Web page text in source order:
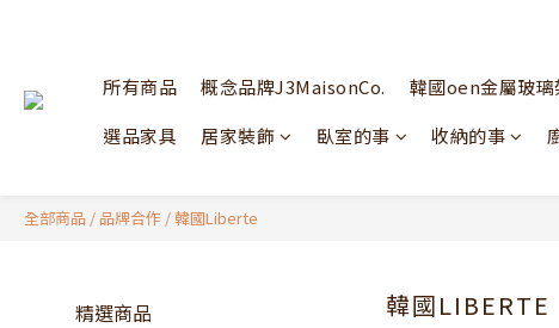
所有商品 概念品牌J3MaisonCo. 韓國oen金屬玻璃
選品家具
居家裝飾 臥室的事 收納的事
全部商品 / 品牌合作 /韓國Liberte
精選商品
韓國LIBERTE